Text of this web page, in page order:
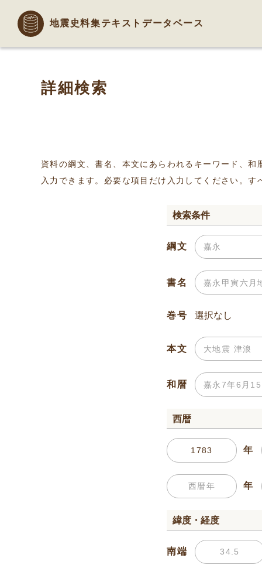
地震史料集テキストデータベース
詳細検索
資料の綱文、書名、本文にあらわれるキーワード、
入力できます。必要な項目だけ入力してください。
検索条件
綱文
書名
巻号
本文
和暦
西暦
年
年
緯度・経度
南端